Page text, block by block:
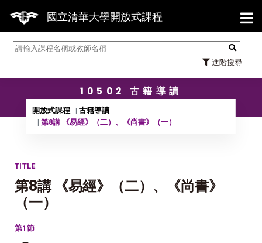
國立清華大學開放式課程
進階搜尋
【7/31】114學年度第2學期
10502 古籍導讀
開放式課程
古籍導讀
第8講 《易經》（二）、《尚書》（一）
TITLE
第8講 《易經》（二）、《尚書》
（一）
第1節